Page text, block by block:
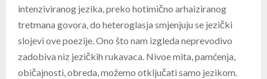
intenziviranog jezika, preko hotimično arhaiziranog
tretmana govora, do heteroglasja smjenjuju se jezički
slojevi ove poezije. Ono što nam izgleda neprevodivo
zadobiva niz jezičkih rukavaca. Nivoe mita, pamćenja,
običajnosti, obreda, možemo otključati samo jezikom.